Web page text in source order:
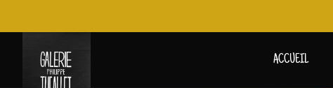
ACCUEIL